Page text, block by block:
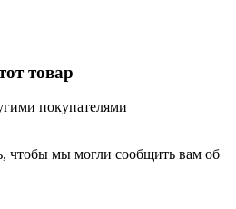
товар
покупателями
чтобы мы могли сообщить вам об